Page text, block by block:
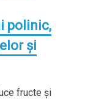
polinic,
şi
fructe şi